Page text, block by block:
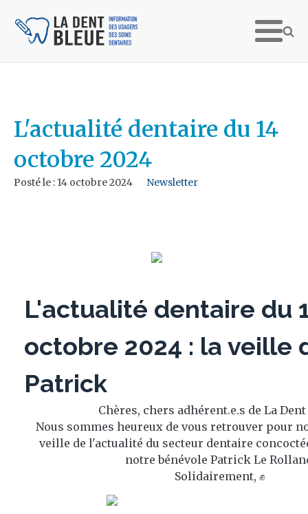
L'actualité dentaire du 14
octobre 2024
Posté le : 14 octobre 2024 Newsletter
L'actualité dentaire du
octobre 2024 : la veille
Patrick
Chères, chers adhérent.e.s de La Dent
Nous sommes heureux de vous retrouver pour
veille de l'actualité du secteur dentaire
notre bénévole Patrick Le
Solidairement, ✊